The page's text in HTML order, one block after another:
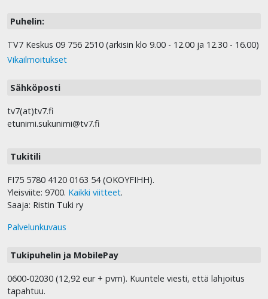
Puhelin:
TV7 Keskus 09 756 2510 (arkisin klo 9.00 - 12.00 ja 12.30 - 16.00)
Vikailmoitukset
Sähköposti
tv7(at)tv7.fi
etunimi.sukunimi@tv7.fi
Tukitili
FI75 5780 4120 0163 54 (OKOYFIHH).
Yleisviite: 9700. Kaikki viitteet.
Saaja: Ristin Tuki ry
Palvelunkuvaus
Tukipuhelin ja MobilePay
0600-02030 (12,92 eur + pvm). Kuuntele viesti, että lahjoitus
tapahtuu.